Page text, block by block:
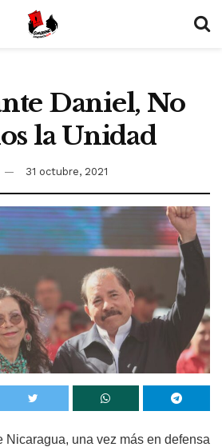
Daniel, No
la Unidad
31 octubre, 2021
Nicaragua, una vez más en defensa